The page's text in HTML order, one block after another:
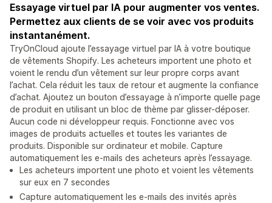
Essayage virtuel par IA pour augmenter vos ventes.
Permettez aux clients de se voir avec vos produits
instantanément.
TryOnCloud ajoute l’essayage virtuel par IA à votre boutique
de vêtements Shopify. Les acheteurs importent une photo et
voient le rendu d’un vêtement sur leur propre corps avant
l’achat. Cela réduit les taux de retour et augmente la confiance
d’achat. Ajoutez un bouton d’essayage à n’importe quelle page
de produit en utilisant un bloc de thème par glisser-déposer.
Aucun code ni développeur requis. Fonctionne avec vos
images de produits actuelles et toutes les variantes de
produits. Disponible sur ordinateur et mobile. Capture
automatiquement les e-mails des acheteurs après l’essayage.
Les acheteurs importent une photo et voient les vêtements
sur eux en 7 secondes
Capture automatiquement les e-mails des invités après